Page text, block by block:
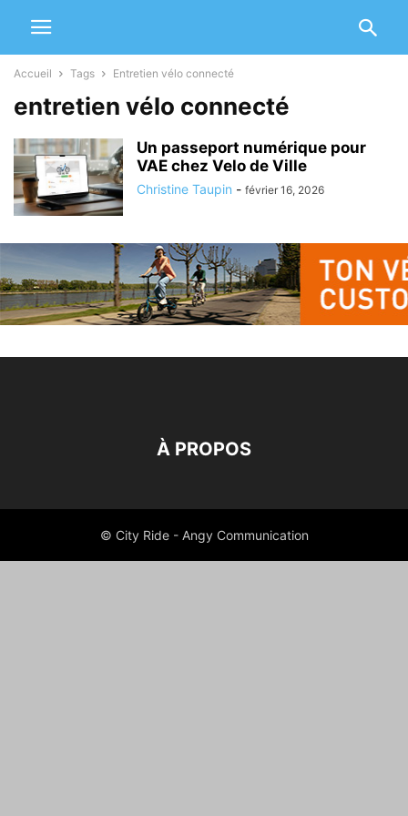
Accueil Tags Entretien vélo connecté
entretien vélo connecté
Un passeport numérique pour
VAE chez Velo de Ville
Christine Taupin - février 16, 2026
À PROPOS
© City Ride - Angy Communication